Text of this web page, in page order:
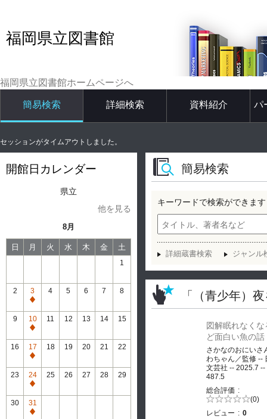
福岡県立図書館
福岡県立図書館ホームページへ
簡易検索 詳細検索 資料紹介 パ
セッションがタイムアウトしました。
開館日カレンダー
県立
他を見る
8月
日 月 火 水 木 金 土
1
2
3
通
常
休
館
4 5 6 7 8
9
10
通
常
休
館
11 12 13 14 15
16
17
通
常
休
館
18 19 20 21 22
23
24
通
常
休
25 26 27 28 29
30
31
通
簡易検索
キーワードで検索ができます
詳細蔵書検索 ジャンル
「（青少年）
図解眠れなくな
ど面白い魚の話
さかなのおにいさ
わちゃん／監修 --
文芸社 -- 2025.7 --
487.5
総合評価
5段階評価の (0)
レビュー
0